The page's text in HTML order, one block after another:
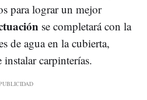
para lograr un mejor
se completará con la
de agua en la cubierta,
carpinterías.